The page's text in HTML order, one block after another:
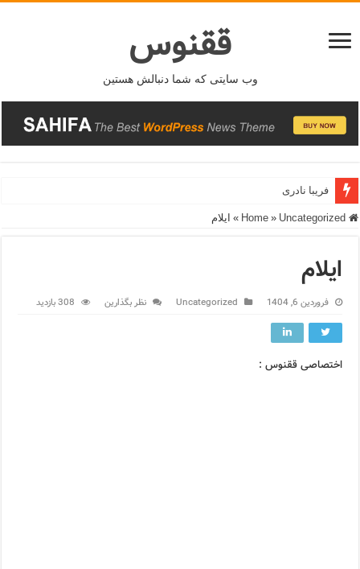
ققنوس
وب سایتی که شما دنبالش هستین
فریبا نادری
» Uncategorized
» ایلام
ایلام
فروردین 6, 1404 Uncategorized نظر بگذارین 308 بازدید
اختصاصی ققنوس :